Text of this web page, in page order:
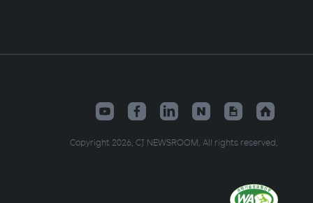
Copyright 2026. CJ NEWSROOM. All rights reserved.